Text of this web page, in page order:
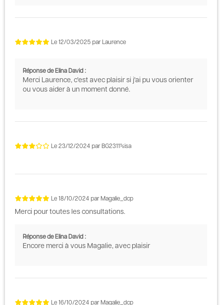
Le 12/03/2025 par Laurence
Réponse de Elina David :
Merci Laurence, c'est avec plaisir si j'ai pu vous orienter
ou vous aider à un moment donné.
Le 23/12/2024 par BG2311%isa
Le 18/10/2024 par Magalie_dcp
Merci pour toutes les consultations.
Réponse de Elina David :
Encore merci à vous Magalie, avec plaisir
Le 16/10/2024 par Magalie_dcp